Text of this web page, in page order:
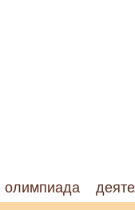
олимпиада